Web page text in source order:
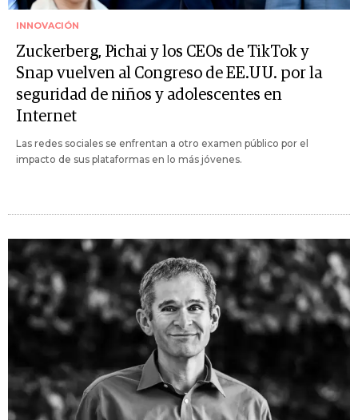
INNOVACIÓN
Zuckerberg, Pichai y los CEOs de TikTok y
Snap vuelven al Congreso de EE.UU. por la
seguridad de niños y adolescentes en
Internet
Las redes sociales se enfrentan a otro examen público por el
impacto de sus plataformas en lo más jóvenes.